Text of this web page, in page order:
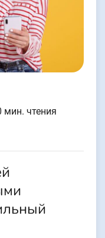
мин. чтения